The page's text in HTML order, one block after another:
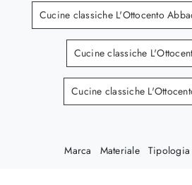
Cucine classiche L'Ottocento
Cucine classiche
Cucine classiche
Marca Materiale Tipologia